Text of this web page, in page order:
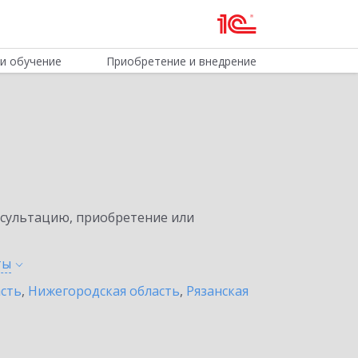
обучение Приобретение и внедрение
приобретение или
, Нижегородская область, Рязанская